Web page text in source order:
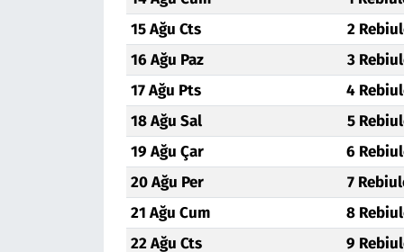
15 Ağu Cts
2
16 Ağu Paz
3
17 Ağu Pts
4
18 Ağu Sal
5
19 Ağu Çar
6
20 Ağu Per
7
21 Ağu Cum
8
22 Ağu Cts
9